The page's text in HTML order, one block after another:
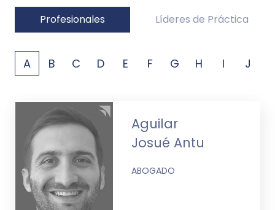
Profesionales Líderes de Práctica
A B C D E F G H I J
Aguilar
Josué Antu
ABOGADO